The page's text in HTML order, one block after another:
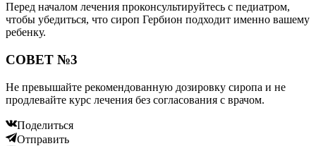
Перед началом лечения проконсультируйтесь с педиатром,
чтобы убедиться, что сироп Гербион подходит именно вашему
ребенку.
СОВЕТ №3
Не превышайте рекомендованную дозировку сиропа и не
продлевайте курс лечения без согласования с врачом.
Поделиться
Отправить